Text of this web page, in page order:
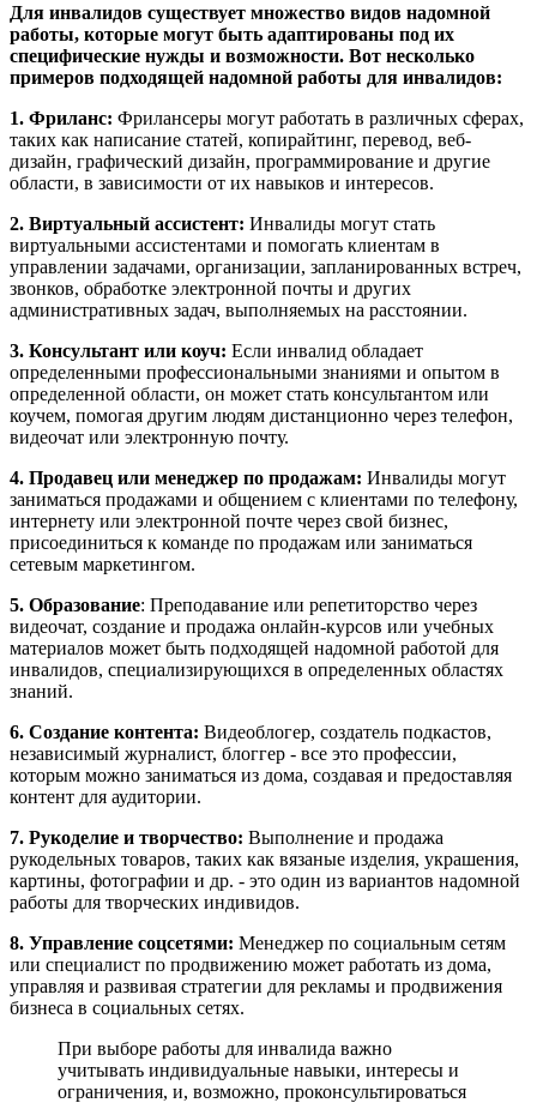
Для инвалидов существует множество видов надомной
работы, которые могут быть адаптированы под их
специфические нужды и возможности. Вот несколько
примеров подходящей надомной работы для инвалидов:
1. Фриланс: Фрилансеры могут работать в различных сферах,
таких как написание статей, копирайтинг, перевод, веб-
дизайн, графический дизайн, программирование и другие
области, в зависимости от их навыков и интересов.
2. Виртуальный ассистент: Инвалиды могут стать
виртуальными ассистентами и помогать клиентам в
управлении задачами, организации, запланированных встреч,
звонков, обработке электронной почты и других
административных задач, выполняемых на расстоянии.
3. Консультант или коуч: Если инвалид обладает
определенными профессиональными знаниями и опытом в
определенной области, он может стать консультантом или
коучем, помогая другим людям дистанционно через телефон,
видеочат или электронную почту.
4. Продавец или менеджер по продажам: Инвалиды могут
заниматься продажами и общением с клиентами по телефону,
интернету или электронной почте через свой бизнес,
присоединиться к команде по продажам или заниматься
сетевым маркетингом.
5. Образование: Преподавание или репетиторство через
видеочат, создание и продажа онлайн-курсов или учебных
материалов может быть подходящей надомной работой для
инвалидов, специализирующихся в определенных областях
знаний.
6. Создание контента: Видеоблогер, создатель подкастов,
независимый журналист, блоггер - все это профессии,
которым можно заниматься из дома, создавая и предоставляя
контент для аудитории.
7. Рукоделие и творчество: Выполнение и продажа
рукодельных товаров, таких как вязаные изделия, украшения,
картины, фотографии и др. - это один из вариантов надомной
работы для творческих индивидов.
8. Управление соцсетями: Менеджер по социальным сетям
или специалист по продвижению может работать из дома,
управляя и развивая стратегии для рекламы и продвижения
бизнеса в социальных сетях.
При выборе работы для инвалида важно
учитывать индивидуальные навыки, интересы и
ограничения, и, возможно, проконсультироваться